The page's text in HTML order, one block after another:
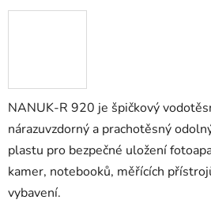
NANUK-R 920 je špičkový
nárazuvzdorný a prachotěsný
plastu pro bezpečné uložení
kamer, notebooků, měřících
vybavení.